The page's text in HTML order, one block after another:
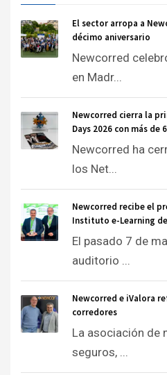
El sector arropa a
décimo aniversario
Newcorred
en Madr...
Newcorred cierra la
Days 2026 con más
Newcorred ha
los Net...
Newcorred recibe el
Instituto e-Learning
El pasado 7 de
auditorio ...
Newcorred e iValora
corredores
La asociación de
seguros, ...